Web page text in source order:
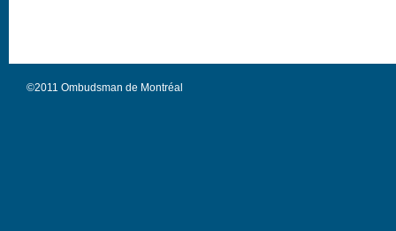
©2011 Ombudsman de Montréal